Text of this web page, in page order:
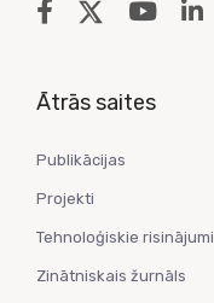
Ātrās saites
Publikācijas
Projekti
Tehnoloģiskie risinājumi
Zinātniskais žurnāls